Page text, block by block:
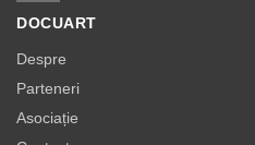
DOCUART
Despre
Parteneri
Asociație